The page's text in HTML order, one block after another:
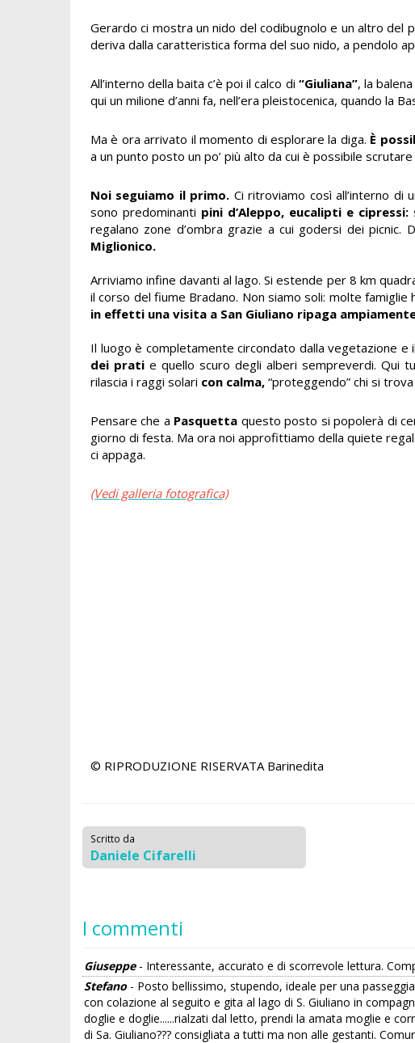
Gerardo ci mostra un nido del codibugnolo e un altro del
deriva dalla caratteristica forma del suo nido, a pendolo
All’interno della baita c’è poi il calco di “Giuliana”, la
qui un milione d’anni fa, nell’era pleistocenica, quando la
Ma è ora arrivato il momento di esplorare la diga. È
a un punto posto un po’ più alto da cui è possibile
Noi seguiamo il primo. Ci ritroviamo così all’interno di
sono predominanti pini d’Aleppo, eucalipti e cipressi:
regalano zone d’ombra grazie a cui godersi dei picnic.
Miglionico.
Arriviamo infine davanti al lago. Si estende per 8 km
il corso del fiume Bradano. Non siamo soli: molte
in effetti una visita a San Giuliano ripaga
Il luogo è completamente circondato dalla vegetazione e
dei pratie quello scuro degli alberi sempreverdi. Qui
rilascia i raggi solari con calma, “proteggendo” chi si
Pensare che a Pasquetta questo posto si popolerà di
giorno di festa. Ma ora noi approfittiamo della quiete
ci appaga.
(Vedi galleria fotografica)
© RIPRODUZIONE RISERVATA Barinedita
Scritto da
Daniele Cifarelli
I commenti
Giuseppe- Interessante, accurato e di scorrevole lettura.
Stefano- Posto bellissimo, stupendo, ideale per una
con colazione al seguito e gita al lago di S. Giuliano in
doglie e doglie......rialzati dal letto, prendi la amata moglie e
di Sa. Giuliano??? consigliata a tutti ma non alle gestanti.